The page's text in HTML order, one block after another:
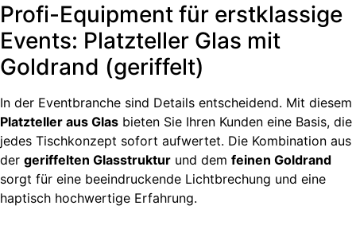
Profi-Equipment für erstklassige
Events: Platzteller Glas mit
Goldrand (geriffelt)
In der Eventbranche sind Details entscheidend. Mit diesem
Platzteller aus Glas bieten Sie Ihren Kunden eine Basis, die
jedes Tischkonzept sofort aufwertet. Die Kombination aus
der geriffelten Glasstruktur und dem feinen Goldrand
sorgt für eine beeindruckende Lichtbrechung und eine
haptisch hochwertige Erfahrung.